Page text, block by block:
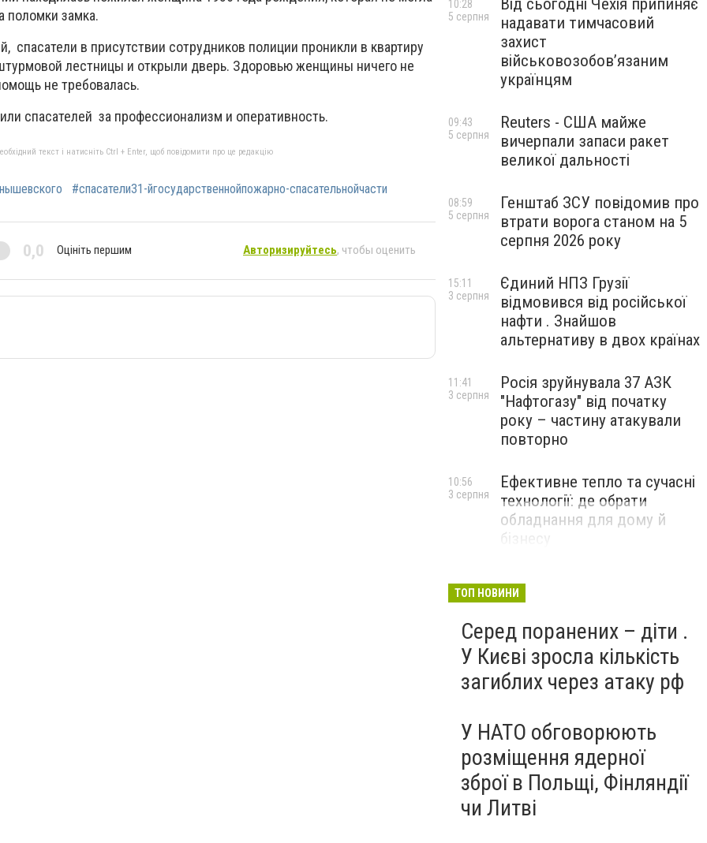
поломки замка.
спасатели в присутствии сотрудников полиции проникли в квартиру
лестницы и открыли дверь. Здоровью женщины ничего не
не требовалась.
спасателей за профессионализм и оперативность.
текст і натисніть Ctrl + Enter, щоб повідомити про це редакцію
#спасатели31-йгосударственнойпожарно-спасательнойчасти
0,0 Оцініть першим Авторизируйтесь, чтобы оценить
Від сьогодні Чехія припиняє
надавати тимчасовий
захист
військовозобов’язаним
українцям
10:28
5 серпня
Reuters - США майже
вичерпали запаси ракет
великої дальності
09:43
5 серпня
Генштаб ЗСУ повідомив про
втрати ворога станом на 5
серпня 2026 року
08:59
5 серпня
Єдиний НПЗ Грузії
відмовився від російської
нафти . Знайшов
альтернативу в двох країнах
15:11
3 серпня
Росія зруйнувала 37 АЗК
"Нафтогазу" від початку
року – частину атакували
повторно
11:41
3 серпня
Ефективне тепло та сучасні
технології: де обрати
обладнання для дому й
бізнесу
10:56
3 серпня
ТОП НОВИНИ
Серед поранених – діти .
У Києві зросла кількість
загиблих через атаку рф
У НАТО обговорюють
розміщення ядерної
зброї в Польщі, Фінляндії
чи Литві